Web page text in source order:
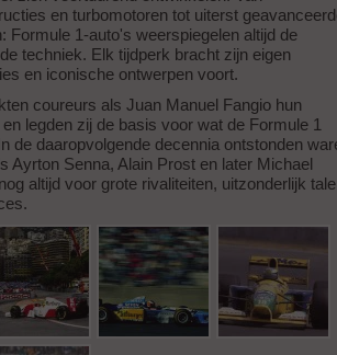
en turbomotoren tot uiterst
Formule 1-auto's weerspiegelen altijd de
techniek. Elk tijdperk bracht zijn eigen
en iconische ontwerpen voort.
coureurs als Juan Manuel Fangio hun
legden zij de basis voor wat de Formule 1
de daaropvolgende decennia ontstonden
Ayrton Senna, Alain Prost en later Michael
altijd voor grote rivaliteiten, uitzonderlijk